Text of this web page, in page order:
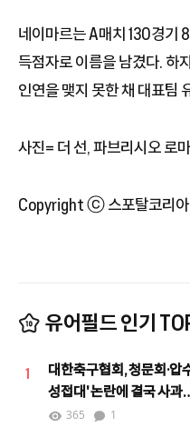
네이마르는 A매치 130경기
득점자로 이름을 남겼다. 하
인연을 맺지 못한 채 대표팀
사진= 더 선, 파브리시오 로
Copyright ⓒ 스포탈코리아.
유어필드 인기
1
대한축구협회, 청문회·압
성접대' 논란에 결국 사과
철저한 쇄신하겠다"
365 1